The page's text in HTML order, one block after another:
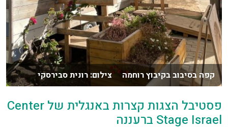
קפה בסיבוב בקיבוץ רוחמה צילום: רונית סבירסקי
פסטיבל הצגות קצרות באנגלית של Center
Stage Israel ברעננה